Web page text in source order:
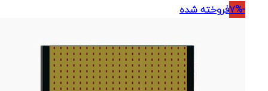
اصلی:
بود.
-7% فروخته شده